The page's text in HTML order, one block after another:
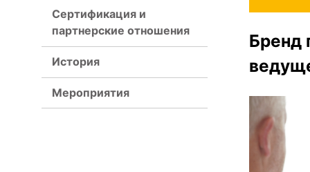
Бренд
Сертификация и
партнерские отношения
История
Мероприятия